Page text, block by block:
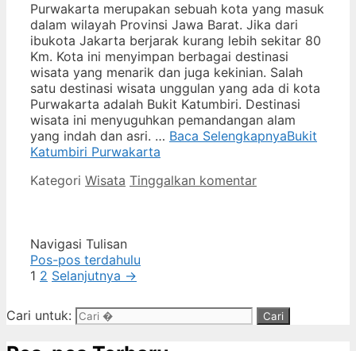
Purwakarta merupakan sebuah kota yang masuk
dalam wilayah Provinsi Jawa Barat. Jika dari
ibukota Jakarta berjarak kurang lebih sekitar 80
Km. Kota ini menyimpan berbagai destinasi
wisata yang menarik dan juga kekinian. Salah
satu destinasi wisata unggulan yang ada di kota
Purwakarta adalah Bukit Katumbiri. Destinasi
wisata ini menyuguhkan pemandangan alam
yang indah dan asri. … Baca SelengkapnyaBukit
Katumbiri Purwakarta
Kategori Wisata Tinggalkan komentar
Navigasi Tulisan
Pos-pos terdahulu
1 2 Selanjutnya →
Cari untuk: